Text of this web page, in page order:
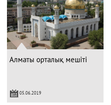
Алматы орталық мешіті
05.06.2019